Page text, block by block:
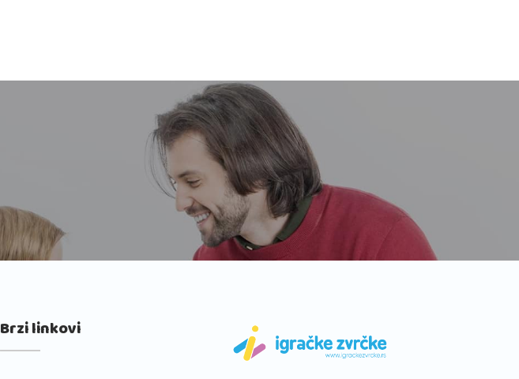
Brzi linkovi